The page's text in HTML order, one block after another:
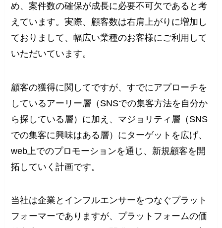
め、案件数の確保が成長に必要不可欠であると考
えています。実際、顧客数は右肩上がりに増加し
ておりまして、幅広い業種のお客様にご利用して
いただいています。
顧客の獲得に関してですが、すでにアプローチを
しているアーリー層（SNSでの集客方法を自分か
ら探している層）に加え、マジョリティ層（SNS
での集客に興味はある層）にターゲットを広げ、
web上でのプロモーションを通じ、新規顧客を開
拓していく計画です。
当社は企業とインフルエンサーをつなぐプラット
フォーマーでありますが、プラットフォームの価